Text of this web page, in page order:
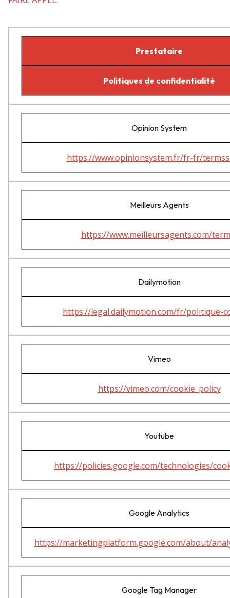
Prestataire
Politiques de confidentialité
Opinion System
https://www.opinionsystem.fr/fr-fr/
Meilleurs Agents
https://www.meilleursagents.com/
Dailymotion
https://legal.dailymotion.com/fr/politique-
Vimeo
https://vimeo.com/cookie_policy
Youtube
https://policies.google.com/technologies/
Google Analytics
https://marketingplatform.google.com/about/
Google Tag Manager